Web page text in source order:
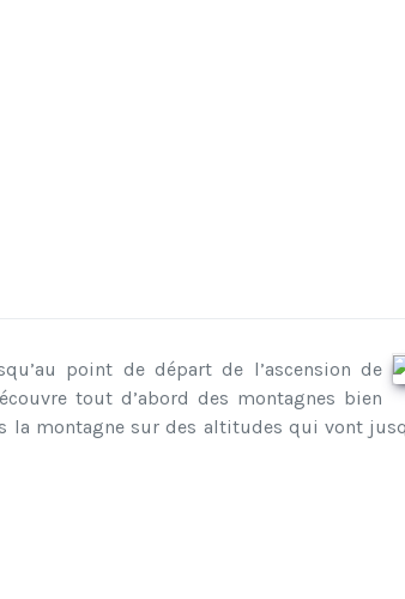
point de départ de l’ascension de
tout d’abord des montagnes bien
la montagne sur des altitudes qui vont